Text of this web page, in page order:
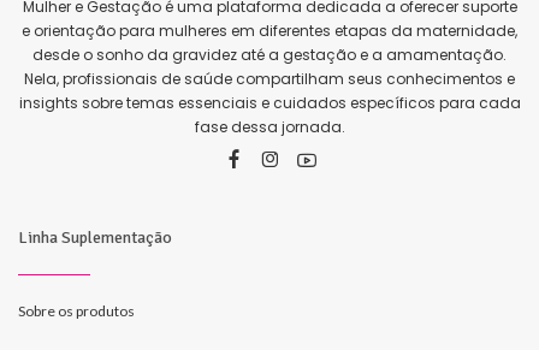
Mulher e Gestação é uma plataforma dedicada a oferecer suporte
e orientação para mulheres em diferentes etapas da maternidade,
desde o sonho da gravidez até a gestação e a amamentação.
Nela, profissionais de saúde compartilham seus conhecimentos e
insights sobre temas essenciais e cuidados específicos para cada
fase dessa jornada.
Linha Suplementação
Sobre os produtos